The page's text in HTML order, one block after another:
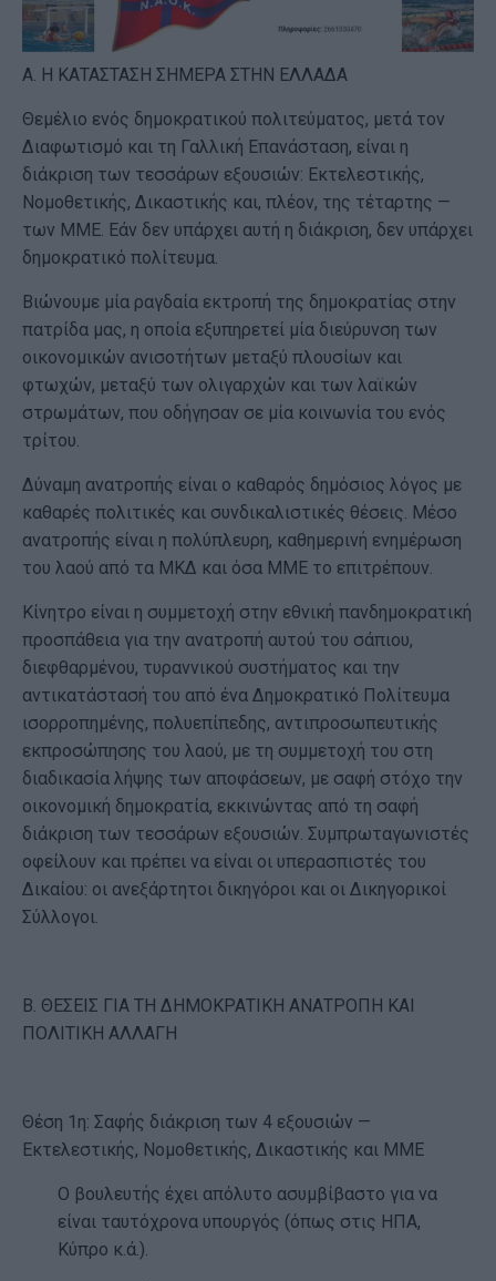
Α. Η ΚΑΤΑΣΤΑΣΗ ΣΗΜΕΡΑ ΣΤΗΝ ΕΛΛΑΔΑ
Θεμέλιο ενός δημοκρατικού πολιτεύματος, μετά τον
Διαφωτισμό και τη Γαλλική Επανάσταση, είναι η
διάκριση των τεσσάρων εξουσιών: Εκτελεστικής,
Νομοθετικής, Δικαστικής και, πλέον, της τέταρτης —
των ΜΜΕ. Εάν δεν υπάρχει αυτή η διάκριση, δεν υπάρχει
δημοκρατικό πολίτευμα.
Βιώνουμε μία ραγδαία εκτροπή της δημοκρατίας στην
πατρίδα μας, η οποία εξυπηρετεί μία διεύρυνση των
οικονομικών ανισοτήτων μεταξύ πλουσίων και
φτωχών, μεταξύ των ολιγαρχών και των λαϊκών
στρωμάτων, που οδήγησαν σε μία κοινωνία του ενός
τρίτου.
Δύναμη ανατροπής είναι ο καθαρός δημόσιος λόγος με
καθαρές πολιτικές και συνδικαλιστικές θέσεις. Μέσο
ανατροπής είναι η πολύπλευρη, καθημερινή ενημέρωση
του λαού από τα ΜΚΔ και όσα ΜΜΕ το επιτρέπουν.
Κίνητρο είναι η συμμετοχή στην εθνική πανδημοκρατική
προσπάθεια για την ανατροπή αυτού του σάπιου,
διεφθαρμένου, τυραννικού συστήματος και την
αντικατάστασή του από ένα Δημοκρατικό Πολίτευμα
ισορροπημένης, πολυεπίπεδης, αντιπροσωπευτικής
εκπροσώπησης του λαού, με τη συμμετοχή του στη
διαδικασία λήψης των αποφάσεων, με σαφή στόχο την
οικονομική δημοκρατία, εκκινώντας από τη σαφή
διάκριση των τεσσάρων εξουσιών. Συμπρωταγωνιστές
οφείλουν και πρέπει να είναι οι υπερασπιστές του
Δικαίου: οι ανεξάρτητοι δικηγόροι και οι Δικηγορικοί
Σύλλογοι.
Β. ΘΕΣΕΙΣ ΓΙΑ ΤΗ ΔΗΜΟΚΡΑΤΙΚΗ ΑΝΑΤΡΟΠΗ ΚΑΙ
ΠΟΛΙΤΙΚΗ ΑΛΛΑΓΗ
Θέση 1η: Σαφής διάκριση των 4 εξουσιών —
Εκτελεστικής, Νομοθετικής, Δικαστικής και ΜΜΕ
Ο βουλευτής έχει απόλυτο ασυμβίβαστο για να
είναι ταυτόχρονα υπουργός (όπως στις ΗΠΑ,
Κύπρο κ.ά.).